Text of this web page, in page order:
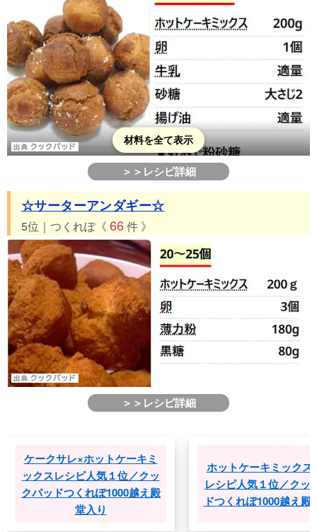
材料を全て表示
＞＞レシピ詳細
☆サーターアンダギー☆
5位｜つくれぽ《 66件 》
＞＞レシピ詳細
ケークサレ×ホットケーキミ
ックスレシピ人気１位／クッ
パッドつくれぽ1000越え殿
堂入り
ホットケーキミックス×パ
レシピ人気１位／クックパ
ドつくれぽ1000越え殿堂入